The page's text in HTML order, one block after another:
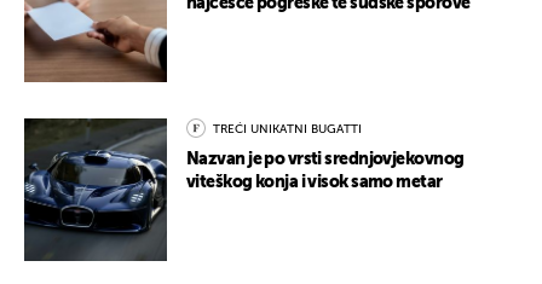
najčešće pogreške te sudske sporove
TREĆI UNIKATNI BUGATTI
Nazvan je po vrsti srednjovjekovnog
viteškog konja i visok samo metar